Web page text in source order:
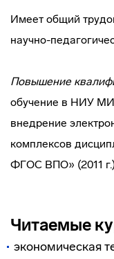
Имеет общий
научно-
Повышение
обучение в НИУ
внедрение
комплексов
ФГОС ВПО» (2011
Читаемые
экономическая